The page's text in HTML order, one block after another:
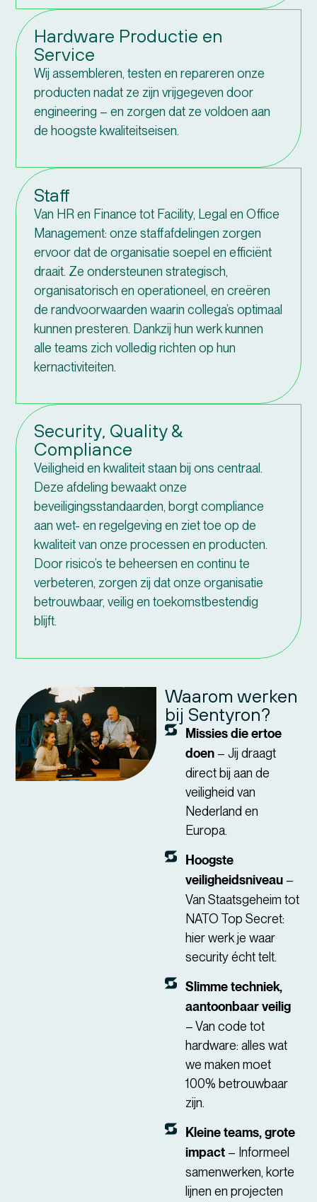
Hardware Productie en
Service
Wij assembleren, testen en repareren onze
producten nadat ze zijn vrijgegeven door
engineering – en zorgen dat ze voldoen aan
de hoogste kwaliteitseisen.
Staff
Van HR en Finance tot Facility, Legal en Office
Management: onze staffafdelingen zorgen
ervoor dat de organisatie soepel en efficiënt
draait. Ze ondersteunen strategisch,
organisatorisch en operationeel, en creëren
de randvoorwaarden waarin collega’s optimaal
kunnen presteren. Dankzij hun werk kunnen
alle teams zich volledig richten op hun
kernactiviteiten.
Security, Quality &
Compliance
Veiligheid en kwaliteit staan bij ons centraal.
Deze afdeling bewaakt onze
beveiligingsstandaarden, borgt compliance
aan wet- en regelgeving en ziet toe op de
kwaliteit van onze processen en producten.
Door risico’s te beheersen en continu te
verbeteren, zorgen zij dat onze organisatie
betrouwbaar, veilig en toekomstbestendig
blijft.
Waarom werken
bij Sentyron?
Missies die ertoe
doen – Jij draagt
direct bij aan de
veiligheid van
Nederland en
Europa.
Hoogste
veiligheidsniveau –
Van Staatsgeheim tot
NATO Top Secret:
hier werk je waar
security écht telt.
Slimme techniek,
aantoonbaar veilig
– Van code tot
hardware: alles wat
we maken moet
100% betrouwbaar
zijn.
Kleine teams, grote
impact – Informeel
samenwerken, korte
lijnen en projecten